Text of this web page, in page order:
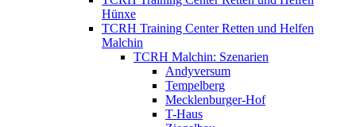
Hünxe
TCRH Training Center Retten und Helfen
Malchin
TCRH Malchin: Szenarien
Andyversum
Tempelberg
Mecklenburger-Hof
T-Haus